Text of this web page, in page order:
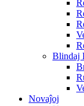
Blindaj
Novaĵoj